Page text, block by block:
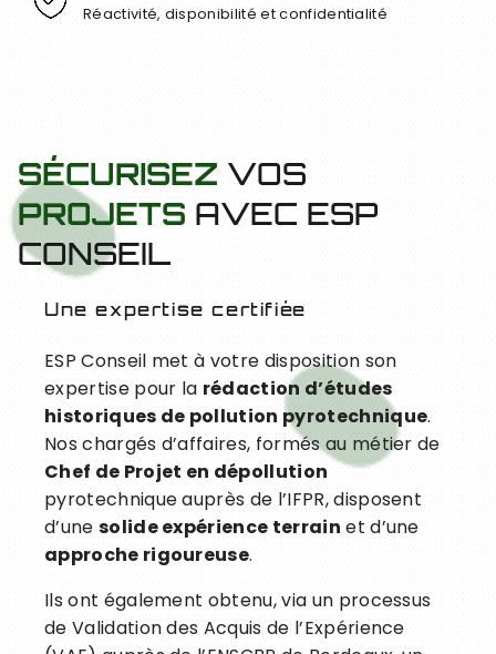
Réactivité, disponibilité et confidentialité
SÉCURISEZ VOS
PROJETS AVEC ESP
CONSEIL
Une expertise certifiée
ESP Conseil met à votre disposition son
expertise pour la rédaction d’études
historiques de pollution pyrotechnique.
Nos chargés d’affaires, formés au métier de
Chef de Projet en dépollution
pyrotechnique auprès de l’IFPR, disposent
d’une solide expérience terrain et d’une
approche rigoureuse.
Ils ont également obtenu, via un processus
de Validation des Acquis de l’Expérience